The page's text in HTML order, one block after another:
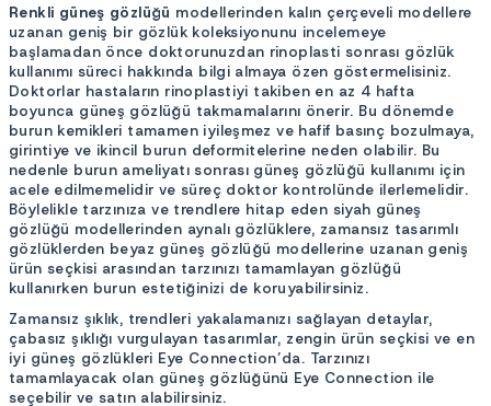
Renkli güneş gözlüğü modellerinden kalın çerçeveli modellere
uzanan geniş bir gözlük koleksiyonunu incelemeye
başlamadan önce doktorunuzdan rinoplasti sonrası gözlük
kullanımı süreci hakkında bilgi almaya özen göstermelisiniz.
Doktorlar hastaların rinoplastiyi takiben en az 4 hafta
boyunca güneş gözlüğü takmamalarını önerir. Bu dönemde
burun kemikleri tamamen iyileşmez ve hafif basınç bozulmaya,
girintiye ve ikincil burun deformitelerine neden olabilir. Bu
nedenle burun ameliyatı sonrası güneş gözlüğü kullanımı için
acele edilmemelidir ve süreç doktor kontrolünde ilerlemelidir.
Böylelikle tarzınıza ve trendlere hitap eden siyah güneş
gözlüğü modellerinden aynalı gözlüklere, zamansız tasarımlı
gözlüklerden beyaz güneş gözlüğü modellerine uzanan geniş
ürün seçkisi arasından tarzınızı tamamlayan gözlüğü
kullanırken burun estetiğinizi de koruyabilirsiniz.
Zamansız şıklık, trendleri yakalamanızı sağlayan detaylar,
çabasız şıklığı vurgulayan tasarımlar, zengin ürün seçkisi ve en
iyi güneş gözlükleri Eye Connection’da. Tarzınızı
tamamlayacak olan güneş gözlüğünü Eye Connection ile
seçebilir ve satın alabilirsiniz.